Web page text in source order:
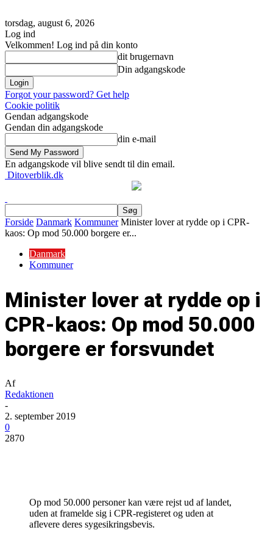
torsdag, august 6, 2026
Log ind
Velkommen! Log ind på din konto
dit brugernavn
Din adgangskode
Forgot your password? Get help
Cookie politik
Gendan adgangskode
Gendan din adgangskode
din e-mail
En adgangskode vil blive sendt til din email.
Ditoverblik.dk
Forside Danmark Kommuner Minister lover at rydde op i CPR-
kaos: Op mod 50.000 borgere er...
Danmark
Kommuner
Minister lover at rydde op i
CPR-kaos: Op mod 50.000
borgere er forsvundet
Af
Redaktionen
-
2. september 2019
0
2870
Op mod 50.000 personer kan være rejst ud af landet,
uden at framelde sig i CPR-registeret og uden at
aflevere deres sygesikringsbevis.